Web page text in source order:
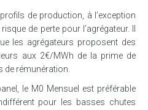
de production, à l’exception
de perte pour l’agrégateur. Il
les agrégateurs proposent des
aux 2€/MWh de la prime de
rémunération.
le M0 Mensuel est préférable
pour les basses chutes